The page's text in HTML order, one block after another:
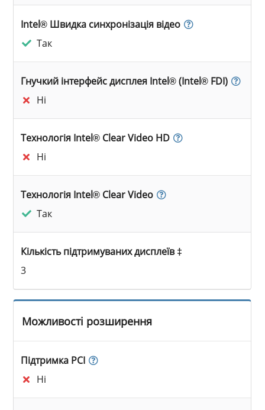
Intel® Швидка синхронізація відео
Так
Гнучкий інтерфейс дисплея Intel® (Intel® FDI)
Ні
Технологія Intel® Clear Video HD
Ні
Технологія Intel® Clear Video
Так
Кількість підтримуваних дисплеїв ‡
3
Можливості розширення
Підтримка PCI
Ні